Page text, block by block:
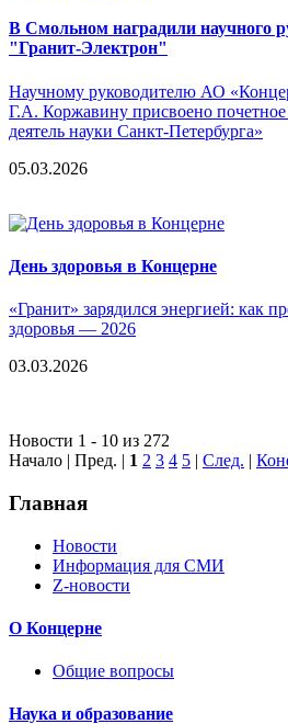
В Смольном наградили научного
"Гранит-Электрон"
Научному руководителю АО
Г.А. Коржавину присвоено
деятель науки Санкт-Петербурга»
05.03.2026
День здоровья в Концерне
«Гранит» зарядился энергией: как
здоровья — 2026
03.03.2026
Новости 1 - 10 из 272
Начало | Пред. | 1 2 3 4 5 | След. |
Главная
Новости
Информация для СМИ
Z-новости
О Концерне
Общие вопросы
Наука и образование